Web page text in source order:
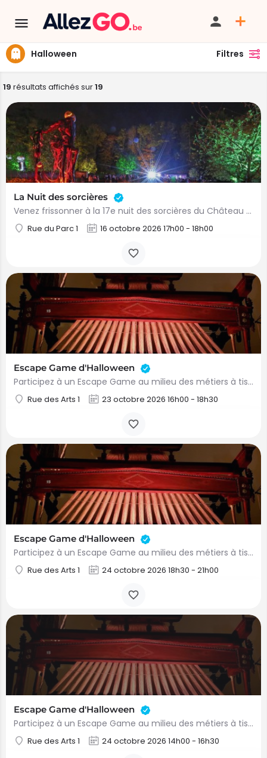
Halloween Filtres
19 résultats affichés sur19
La Nuit des sorcières
Venez frissonner à la 17e nuit des sorcières du Château de Jehay ! Oserez-vous emprunter les sentiers de…
Rue du Parc 1 16 octobre 2026 17h00 - 18h00
Escape Game d'Halloween
Participez à un Escape Game au milieu des métiers à tisser, dans une ambiance mystérieuse ! Sur…
Rue des Arts 1 23 octobre 2026 16h00 - 18h30
Escape Game d'Halloween
Participez à un Escape Game au milieu des métiers à tisser, dans une ambiance mystérieuse ! Sur…
Rue des Arts 1 24 octobre 2026 18h30 - 21h00
Escape Game d'Halloween
Participez à un Escape Game au milieu des métiers à tisser, dans une ambiance mystérieuse ! Sur inscription :…
Rue des Arts 1 24 octobre 2026 14h00 - 16h30